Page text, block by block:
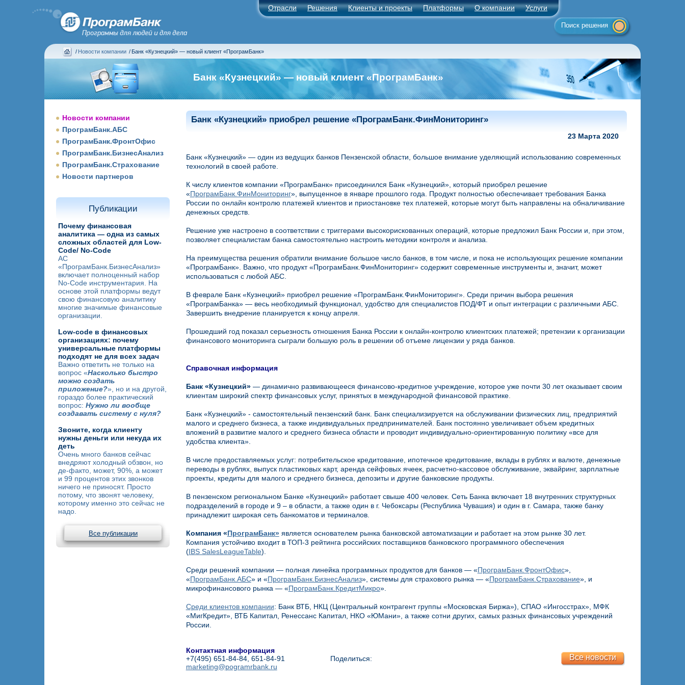
Поиск решения
Отрасли Решения Клиенты и проекты Платформы О компании Услуги
/ Новости компании / Банк «Кузнецкий» — новый клиент «ПрограмБанк»
Банк «Кузнецкий» — новый клиент «ПрограмБанк»
Новости компании
ПрограмБанк.АБС
ПрограмБанк.ФронтОфис
ПрограмБанк.БизнесАнализ
ПрограмБанк.Страхование
Новости партнеров
Публикации
Почему финансовая
аналитика — одна из самых
сложных областей для Low-
Code/ No-Code
АС
«ПрограмБанк.БизнесАнализ»
включает полноценный набор
No-Code инструментария. На
основе этой платформы ведут
свою финансовую аналитику
многие значимые финансовые
организации.
Low-code в финансовых
организациях: почему
универсальные платформы
подходят не для всех задач
Важно ответить не только на
вопрос «Насколько быстро
можно создать
приложение?», но и на другой,
гораздо более практический
вопрос:Нужно ли вообще
создавать систему с нуля?
Звоните, когда клиенту
нужны деньги или некуда их
деть
Очень много банков сейчас
внедряют холодный обзвон, но
де-факто, может, 90%, а может
и 99 процентов этих звонков
ничего не приносят. Просто
потому, что звонят человеку,
которому именно это сейчас не
надо.
Все публикации
Банк «Кузнецкий» приобрел решение «ПрограмБанк.ФинМониторинг»
23 Марта 2020
Банк «Кузнецкий» — один из ведущих банков Пензенской области, большое внимание уделяющий использованию современных
технологий в своей работе.
К числу клиентов компании «ПрограмБанк» присоединился Банк «Кузнецкий», который приобрел решение
«ПрограмБанк.ФинМониторинг», выпущенное в январе прошлого года. Продукт полностью обеспечивает требования Банка
России по онлайн контролю платежей клиентов и приостановке тех платежей, которые могут быть направлены на обналичивание
денежных средств.
Решение уже настроено в соответствии с триггерами высокорискованных операций, которые предложил Банк России и, при этом,
позволяет специалистам банка самостоятельно настроить методики контроля и анализа.
На преимущества решения обратили внимание большое число банков, в том числе, и пока не использующих решение компании
«ПрограмБанк». Важно, что продукт «ПрограмБанк.ФинМониторинг» содержит современные инструменты и, значит, может
использоваться с любой АБС.
В феврале Банк «Кузнецкий» приобрел решение «ПрограмБанк.ФинМониторинг». Среди причин выбора решения
«ПрограмБанка» — весь необходимый функционал, удобство для специалистов ПОД/ФТ и опыт интеграции с различными АБС.
Завершить внедрение планируется к концу апреля.
Прошедший год показал серьезность отношения Банка России к онлайн-контролю клиентских платежей; претензии к организации
финансового мониторинга сыграли большую роль в решении об отъеме лицензии у ряда банков.
Справочная информация
Банк «Кузнецкий»— динамично развивающееся финансово-кредитное учреждение, которое уже почти 30 лет оказывает своим
клиентам широкий спектр финансовых услуг, принятых в международной финансовой практике.
Банк «Кузнецкий» - самостоятельный пензенский банк. Банк специализируется на обслуживании физических лиц, предприятий
малого и среднего бизнеса, а также индивидуальных предпринимателей. Банк постоянно увеличивает объем кредитных
вложений в развитие малого и среднего бизнеса области и проводит индивидуально-ориентированную политику «все для
удобства клиента».
В числе предоставляемых услуг: потребительское кредитование, ипотечное кредитование, вклады в рублях и валюте, денежные
переводы в рублях, выпуск пластиковых карт, аренда сейфовых ячеек, расчетно-кассовое обслуживание, эквайринг, зарплатные
проекты, кредиты для малого и среднего бизнеса, депозиты и другие банковские продукты.
В пензенском региональном Банке «Кузнецкий» работает свыше 400 человек. Сеть Банка включает 18 внутренних структурных
подразделений в городе и 9 – в области, а также один в г. Чебоксары (Республика Чувашия) и один в г. Самара, также банку
принадлежит широкая сеть банкоматов и терминалов.
Компания «ПрограмБанк»является основателем рынка банковской автоматизации и работает на этом рынке 30 лет.
Компания устойчиво входит в ТОП-3 рейтинга российских поставщиков банковского программного обеспечения
(IBS SalesLeagueTable).
Среди решений компании — полная линейка программных продуктов для банков — «ПрограмБанк.ФронтОфис»,
«ПрограмБанк.АБС» и «ПрограмБанк.БизнесАнализ», системы для страхового рынка — «ПрограмБанк.Страхование», и
микрофинансового рынка — «ПрограмБанк.КредитМикро».
Среди клиентов компании: Банк ВТБ, НКЦ (Центральный контрагент группы «Московская Биржа»), СПАО «Ингосстрах», МФК
«МигКредит», ВТБ Капитал, Ренессанс Капитал, НКО «ЮМани», а также сотни других, самых разных финансовых учреждений
России.
Контактная информация
+7(495) 651-84-84, 651-84-91
marketing@pogramrbank.ru
Поделиться: Все новости